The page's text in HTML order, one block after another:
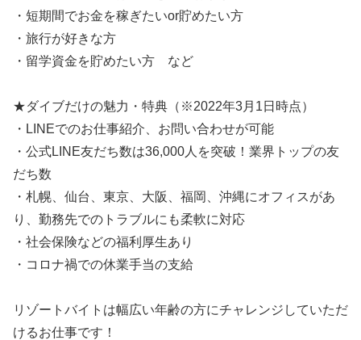
・短期間でお金を稼ぎたいor貯めたい方
・旅行が好きな方
・留学資金を貯めたい方 など
★ダイブだけの魅力・特典（※2022年3月1日時点）
・LINEでのお仕事紹介、お問い合わせが可能
・公式LINE友だち数は36,000人を突破！業界トップの友
だち数
・札幌、仙台、東京、大阪、福岡、沖縄にオフィスがあ
り、勤務先でのトラブルにも柔軟に対応
・社会保険などの福利厚生あり
・コロナ禍での休業手当の支給
リゾートバイトは幅広い年齢の方にチャレンジしていただ
けるお仕事です！